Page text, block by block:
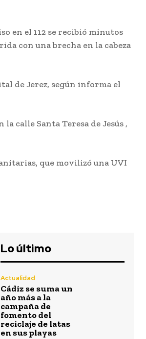
en el 112 se recibió minutos
con una brecha en la cabeza
de Jerez, según informa el
calle Santa Teresa de Jesús ,
que movilizó una UVI
Lo último
Actualidad
Cádiz se suma un
año más a la
campaña de
fomento del
reciclaje de latas
en sus playas